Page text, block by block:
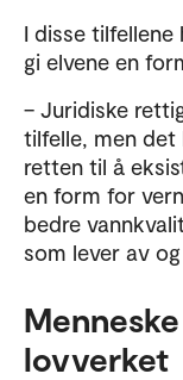
I disse
gi elvene en
– Juridiske
tilfelle, men
retten til å
en form for
bedre
som lever av
lovverket